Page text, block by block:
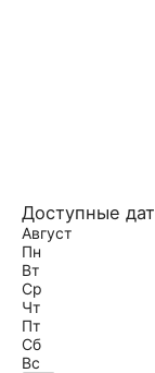
Доступные
Август
Пн
Вт
Ср
Чт
Пт
Сб
Вс